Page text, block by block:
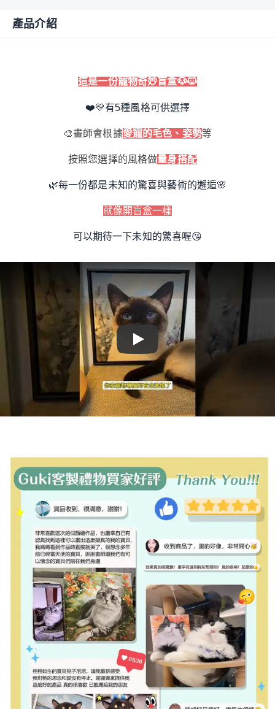
產品介紹
這是一份寵物奇妙盲盒🐶🐱
❤️💛有5種風格可供選擇
🎨畫師會根據愛寵的毛色、姿勢等
按照您選擇的風格做量身搭配🥰
🌿每一份都是未知的驚喜與藝術的邂逅🌸
就像開盲盒一樣
可以期待一下未知的驚喜喔😘
Play